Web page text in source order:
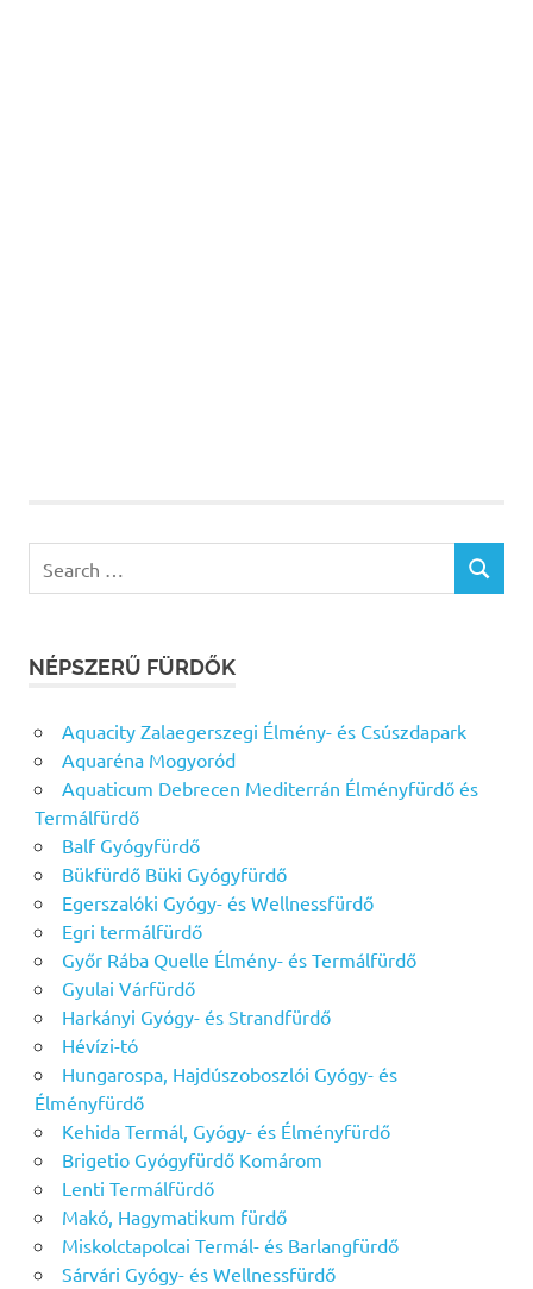
for:
SEARCH
NÉPSZERŰ FÜRDŐK
Aquacity Zalaegerszegi Élmény- és Csúszdapark
Aquaréna Mogyoród
Aquaticum Debrecen Mediterrán Élményfürdő és
Termálfürdő
Balf Gyógyfürdő
Bükfürdő Büki Gyógyfürdő
Egerszalóki Gyógy- és Wellnessfürdő
Egri termálfürdő
Győr Rába Quelle Élmény- és Termálfürdő
Gyulai Várfürdő
Harkányi Gyógy- és Strandfürdő
Hévízi-tó
Hungarospa, Hajdúszoboszlói Gyógy- és
Élményfürdő
Kehida Termál, Gyógy- és Élményfürdő
Brigetio Gyógyfürdő Komárom
Lenti Termálfürdő
Makó, Hagymatikum fürdő
Miskolctapolcai Termál- és Barlangfürdő
Sárvári Gyógy- és Wellnessfürdő